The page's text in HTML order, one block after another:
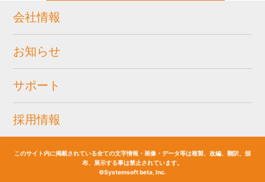
会社情報
お知らせ
サポート
採用情報
このサイト内に掲載されている全ての文字情報・画像・データ等は複製、改編、翻訳、頒
布、展示する事は禁止されています。
©Systemsoft beta, Inc.